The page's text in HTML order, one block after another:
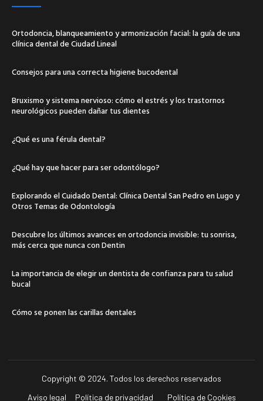
Ortodoncia, blanqueamiento y armonización facial: la guía de una
clínica dental de Ciudad Lineal
Consejos para una correcta higiene bucodental
Bruxismo y sistema nervioso: cómo el estrés y los trastornos
neurológicos pueden dañar tus dientes
¿Qué es una férula dental?
¿Qué hay que hacer para ser odontólogo?
Explorando el Cuidado Dental: Clínica Dental San Pedro en Lugo y
Otros Temas de Odontología
Descubre los últimos avances en ortodoncia invisible: tu sonrisa,
más cerca que nunca con Dentin
La importancia de elegir un dentista de confianza para tu salud
bucal
Cómo se ponen las carillas dentales
Copyright © 2024. Todos los derechos reservados
Aviso legal
Política de privacidad Política de Cookies